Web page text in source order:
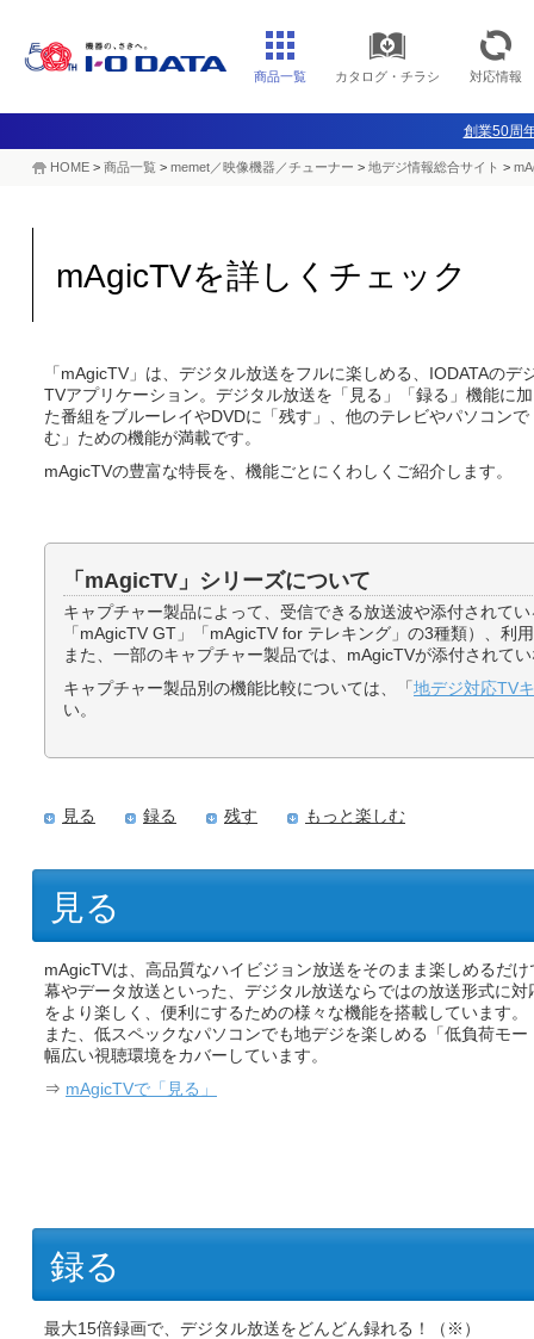
商品一覧 カタログ・チラシ 対応情報
創業50周
HOME > 商品一覧 > memet／映像機器／チューナー > 地デジ情報総合サイト >
mAgicTVを詳しくチェック
「mAgicTV」は、デジタル放送をフルに楽しめる、IODATAのデ
TVアプリケーション。デジタル放送を「見る」「録る」機能に
た番組をブルーレイやDVDに「残す」、他のテレビやパソコン
む」ための機能が満載です。
mAgicTVの豊富な特長を、機能ごとにくわしくご紹介します。
「mAgicTV」シリーズについて
キャプチャー製品によって、受信できる放送波や添付されて
「mAgicTV GT」「mAgicTV for テレキング」の3種類）、利
また、一部のキャプチャー製品では、mAgicTVが添付されて
キャプチャー製品別の機能比較については、「地デジ対応TV
い。
見る 録る 残す もっと楽しむ
見る
mAgicTVは、高品質なハイビジョン放送をそのまま楽しめるだ
幕やデータ放送といった、デジタル放送ならではの放送形式に対
をより楽しく、便利にするための様々な機能を搭載しています。
また、低スペックなパソコンでも地デジを楽しめる「低負荷モー
幅広い視聴環境をカバーしています。
⇒ mAgicTVで「見る」
録る
最大15倍録画で、デジタル放送をどんどん録れる！（※）